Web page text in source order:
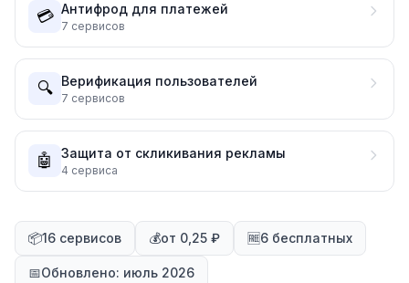
💳 Антифрод для платежей
7 сервисов
🔍 Верификация пользователей
7 сервисов
🤖 Защита от скликивания рекламы
4 сервиса
📦16 сервисов 💰от 0,25 ₽ 🆓6 бесплатных
📅Обновлено: июль 2026